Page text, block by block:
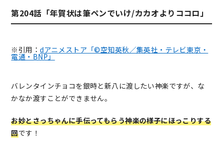
第204話「年賀状は筆ペンでいけ/カカオよりココロ」
※引用：dアニメストア「©空知英秋／集英社・テレビ東京・
電通・BNP」
バレンタインチョコを銀時と新八に渡したい神楽ですが、な
かなか渡すことができません。
お妙とさっちゃんに手伝ってもらう神楽の様子にほっこりする
回です！